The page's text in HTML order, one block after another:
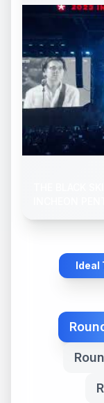
Ideal